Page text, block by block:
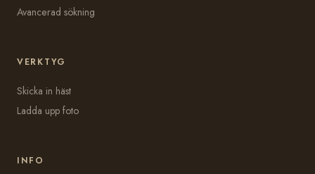
Avancerad sökning
VERKTYG
Skicka in häst
Ladda upp foto
INFO